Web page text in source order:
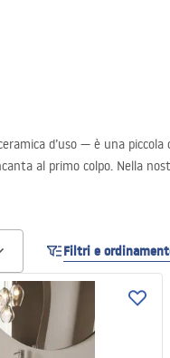
d’uso — è una
al primo colpo. Nella
Filtri e